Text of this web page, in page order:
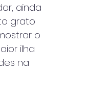
ainda
grato
o
ilha
na